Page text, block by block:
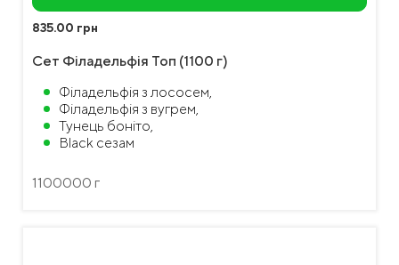
835.00 грн
Сет Філадельфія Топ (1100 г)
Філадельфія з лососем,
Філадельфія з вугрем,
Тунець боніто,
Black сезам
1100000 г